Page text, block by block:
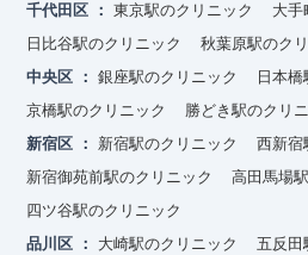
千代田区
東京駅のクリニック
大手
日比谷駅のクリニック
秋葉原駅のク
中央区
銀座駅のクリニック
日本
京橋駅のクリニック
勝どき駅のクリ
新宿区
新宿駅のクリニック
西新宿
新宿御苑前駅のクリニック
高田馬場
四ツ谷駅のクリニック
品川区
大崎駅のクリニック
五反田